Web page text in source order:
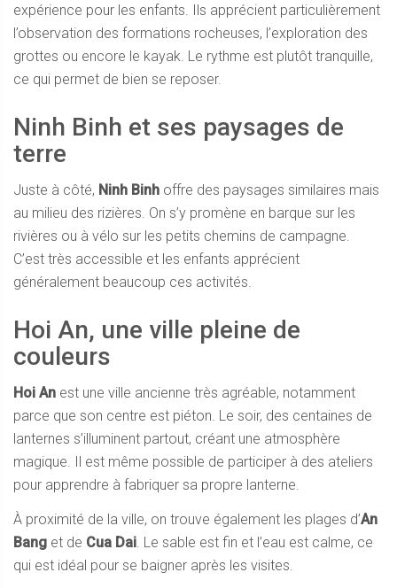
expérience pour les enfants. Ils apprécient particulièrement
l’observation des formations rocheuses, l’exploration des
grottes ou encore le kayak. Le rythme est plutôt tranquille,
ce qui permet de bien se reposer.
Ninh Binh et ses paysages de
terre
Juste à côté, Ninh Binh offre des paysages similaires mais
au milieu des rizières. On s’y promène en barque sur les
rivières ou à vélo sur les petits chemins de campagne.
C’est très accessible et les enfants apprécient
généralement beaucoup ces activités.
Hoi An, une ville pleine de
couleurs
Hoi An est une ville ancienne très agréable, notamment
parce que son centre est piéton. Le soir, des centaines de
lanternes s’illuminent partout, créant une atmosphère
magique. Il est même possible de participer à des ateliers
pour apprendre à fabriquer sa propre lanterne.
À proximité de la ville, on trouve également les plages d’An
Bang et de Cua Dai . Le sable est fin et l’eau est calme, ce
qui est idéal pour se baigner après les visites.